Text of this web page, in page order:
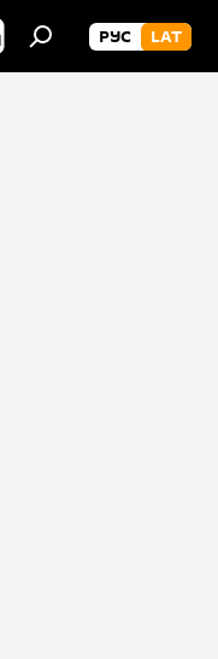
РУС LAT